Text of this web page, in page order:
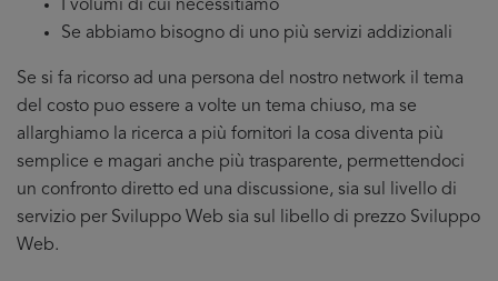
I volumi di cui necessitiamo
Se abbiamo bisogno di uno più servizi addizionali
Se si fa ricorso ad una persona del nostro network il tema
del costo puo essere a volte un tema chiuso, ma se
allarghiamo la ricerca a più fornitori la cosa diventa più
semplice e magari anche più trasparente, permettendoci
un confronto diretto ed una discussione, sia sul livello di
servizio per Sviluppo Web sia sul libello di prezzo Sviluppo
Web.